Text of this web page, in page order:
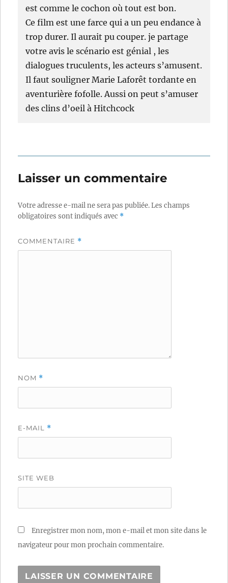
est comme le cochon où tout est bon.
Ce film est une farce qui a un peu endance à
trop durer. Il aurait pu couper. je partage
votre avis le scénario est génial , les
dialogues truculents, les acteurs s’amusent.
Il faut souligner Marie Laforêt tordante en
aventurière fofolle. Aussi on peut s’amuser
des clins d’oeil à Hitchcock
Laisser un commentaire
Votre adresse e-mail ne sera pas publiée.Les champs
obligatoires sont indiqués avec *
COMMENTAIRE *
NOM *
E-MAIL *
SITE WEB
Enregistrer mon nom, mon e-mail et mon site dans le
navigateur pour mon prochain commentaire.